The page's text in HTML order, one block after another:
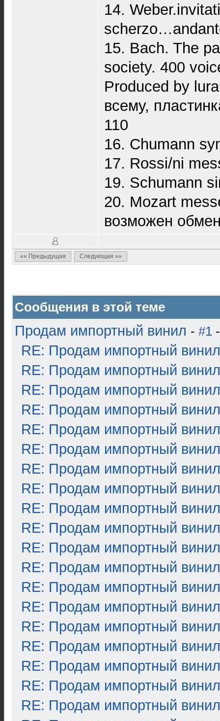
14.
15. Bach. The
society. 400
Produced by
всему,
110
16. Chumann
17. Rossi/ni
19. Schumann
20. Mozart
возможен
«« Предыдущая Следующая »»
Сообщения в этой теме
Продам импортный винил - #1
RE: Продам импортный винил
RE: Продам импортный винил
RE: Продам импортный винил
RE: Продам импортный винил
RE: Продам импортный винил
RE: Продам импортный винил
RE: Продам импортный винил
RE: Продам импортный винил
RE: Продам импортный винил
RE: Продам импортный винил
RE: Продам импортный винил
RE: Продам импортный винил
RE: Продам импортный винил
RE: Продам импортный винил
RE: Продам импортный винил
RE: Продам импортный винил
RE: Продам импортный винил
RE: Продам импортный винил
RE: Продам импортный винил